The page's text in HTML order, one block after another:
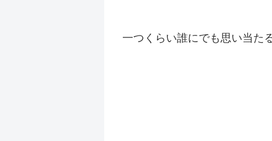
一つくらい誰にでも思い当た